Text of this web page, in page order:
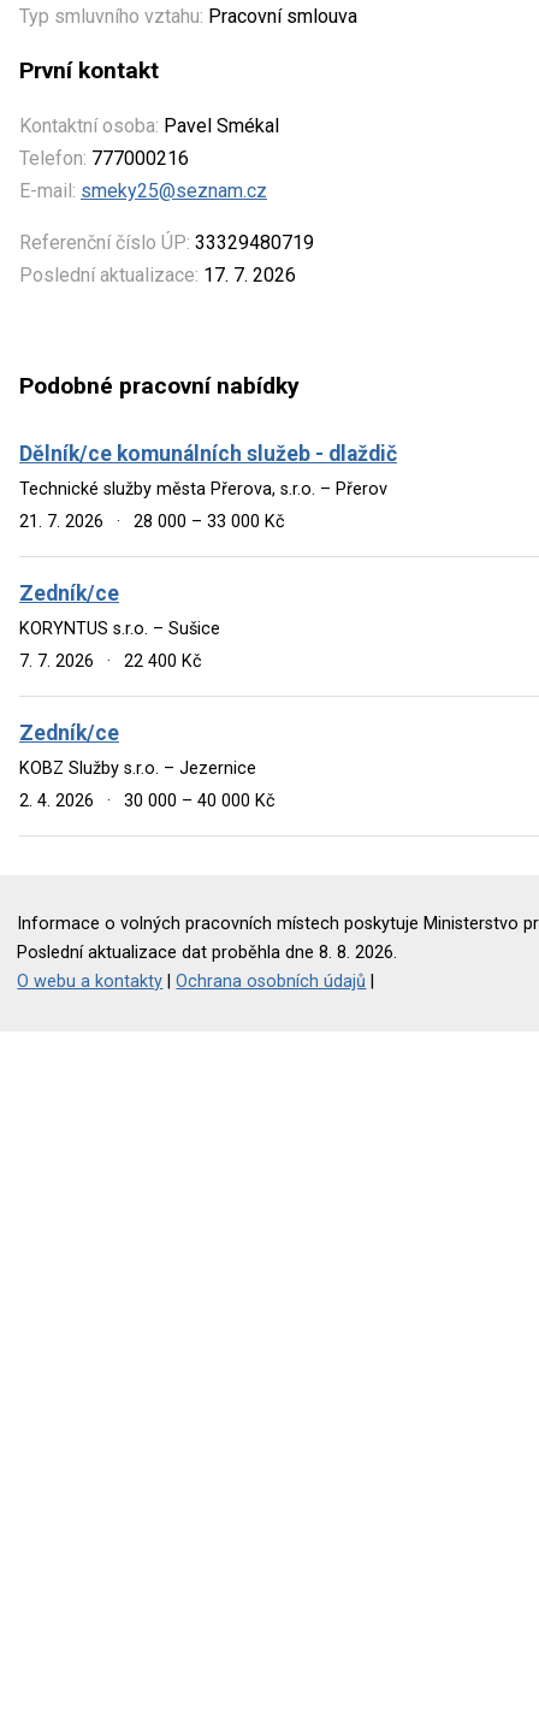
Typ smluvního vztahu: Pracovní smlouva
První kontakt
Kontaktní osoba: Pavel Smékal
Telefon: 777000216
E-mail: smeky25@seznam.cz
Referenční číslo ÚP: 33329480719
Poslední aktualizace: 17. 7. 2026
Podobné pracovní nabídky
Dělník/ce komunálních služeb - dlaždič
Technické služby města Přerova, s.r.o. – Přerov
21. 7. 2026
· 28 000 – 33 000 Kč
Zedník/ce
KORYNTUS s.r.o. – Sušice
7. 7. 2026
· 22 400 Kč
Zedník/ce
KOBZ Služby s.r.o. – Jezernice
2. 4. 2026
· 30 000 – 40 000 Kč
Informace o volných pracovních místech poskytuje Ministerstvo
Poslední aktualizace dat proběhla dne 8. 8. 2026.
O webu a kontakty |Ochrana osobních údajů